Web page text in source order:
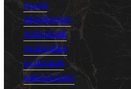
SALON
DÉCORATION
INTÉRIEURE
CHEMINÉES
EXTÉRIEUR
AGENCEMENT